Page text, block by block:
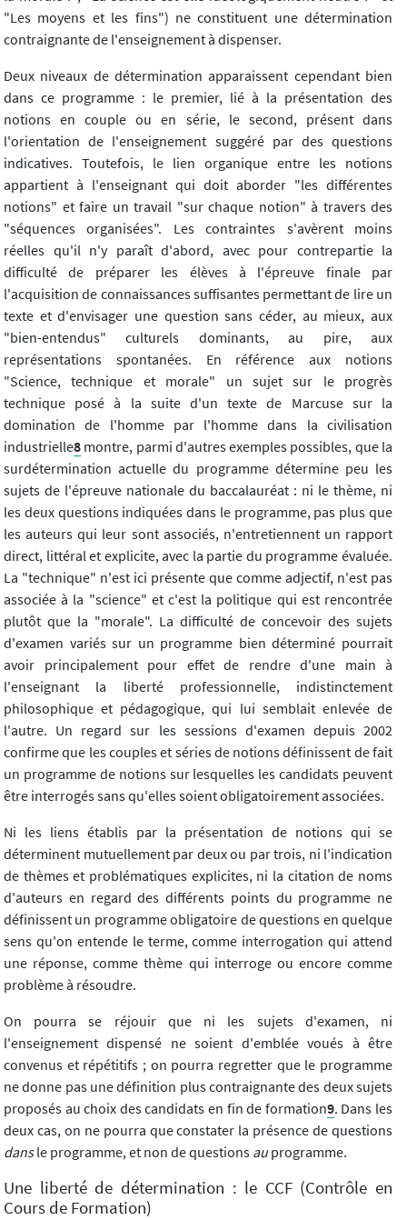
"Les moyens et les fins") ne constituent une détermination
contraignante de l'enseignement à dispenser.
Deux niveaux de détermination apparaissent cependant bien
dans ce programme : le premier, lié à la présentation des
notions en couple ou en série, le second, présent dans
l'orientation de l'enseignement suggéré par des questions
indicatives. Toutefois, le lien organique entre les notions
appartient à l'enseignant qui doit aborder "les différentes
notions" et faire un travail "sur chaque notion" à travers des
"séquences organisées". Les contraintes s'avèrent moins
réelles qu'il n'y paraît d'abord, avec pour contrepartie la
difficulté de préparer les élèves à l'épreuve finale par
l'acquisition de connaissances suffisantes permettant de lire un
texte et d'envisager une question sans céder, au mieux, aux
"bien-entendus" culturels dominants, au pire, aux
représentations spontanées. En référence aux notions
"Science, technique et morale" un sujet sur le progrès
technique posé à la suite d'un texte de Marcuse sur la
domination de l'homme par l'homme dans la civilisation
industrielle8 montre, parmi d'autres exemples possibles, que la
surdétermination actuelle du programme détermine peu les
sujets de l'épreuve nationale du baccalauréat : ni le thème, ni
les deux questions indiquées dans le programme, pas plus que
les auteurs qui leur sont associés, n'entretiennent un rapport
direct, littéral et explicite, avec la partie du programme évaluée.
La "technique" n'est ici présente que comme adjectif, n'est pas
associée à la "science" et c'est la politique qui est rencontrée
plutôt que la "morale". La difficulté de concevoir des sujets
d'examen variés sur un programme bien déterminé pourrait
avoir principalement pour effet de rendre d'une main à
l'enseignant la liberté professionnelle, indistinctement
philosophique et pédagogique, qui lui semblait enlevée de
l'autre. Un regard sur les sessions d'examen depuis 2002
confirme que les couples et séries de notions définissent de fait
un programme de notions sur lesquelles les candidats peuvent
être interrogés sans qu'elles soient obligatoirement associées.
Ni les liens établis par la présentation de notions qui se
déterminent mutuellement par deux ou par trois, ni l'indication
de thèmes et problématiques explicites, ni la citation de noms
d'auteurs en regard des différents points du programme ne
définissent un programme obligatoire de questions en quelque
sens qu'on entende le terme, comme interrogation qui attend
une réponse, comme thème qui interroge ou encore comme
problème à résoudre.
On pourra se réjouir que ni les sujets d'examen, ni
l'enseignement dispensé ne soient d'emblée voués à être
convenus et répétitifs ; on pourra regretter que le programme
ne donne pas une définition plus contraignante des deux sujets
proposés au choix des candidats en fin de formation9. Dans les
deux cas, on ne pourra que constater la présence de questions
dansle programme, et non de questions auprogramme.
Une liberté de détermination : le CCF (Contrôle en
Cours de Formation)